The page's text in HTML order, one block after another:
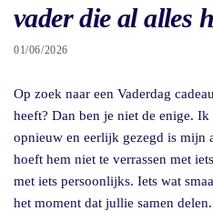
vader die al alles
01/06/2026
Op zoek naar een Vaderdag
heeft? Dan ben je niet de enige.
opnieuw en eerlijk gezegd is mijn
hoeft hem niet te verrassen met
met iets persoonlijks. Iets wat
het moment dat jullie samen